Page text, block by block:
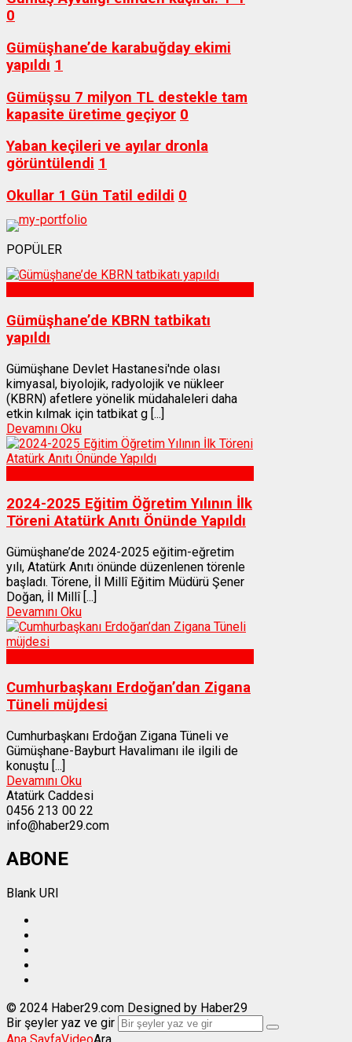
0
Gümüşhane’de karabuğday ekimi
yapıldı 1
Gümüşsu 7 milyon TL destekle tam
kapasite üretime geçiyor 0
Yaban keçileri ve ayılar dronla
görüntülendi 1
Okullar 1 Gün Tatil edildi 0
POPÜLER
Gümüşhane’de KBRN tatbikatı
yapıldı
Gümüşhane Devlet Hastanesi'nde olası
kimyasal, biyolojik, radyolojik ve nükleer
(KBRN) afetlere yönelik müdahaleleri daha
etkin kılmak için tatbikat g [...]
Devamını Oku
2024-2025 Eğitim Öğretim Yılının İlk
Töreni Atatürk Anıtı Önünde Yapıldı
Gümüşhane’de 2024-2025 eğitim-eğretim
yılı, Atatürk Anıtı önünde düzenlenen törenle
başladı. Törene, İl Millî Eğitim Müdürü Şener
Doğan, İl Millî [...]
Devamını Oku
Cumhurbaşkanı Erdoğan’dan Zigana
Tüneli müjdesi
Cumhurbaşkanı Erdoğan Zigana Tüneli ve
Gümüşhane-Bayburt Havalimanı ile ilgili de
konuştu [...]
Devamını Oku
Atatürk Caddesi
0456 213 00 22
info@haber29.com
ABONE
Blank URI
© 2024 Haber29.com Designed by Haber29
Bir şeyler yaz ve gir